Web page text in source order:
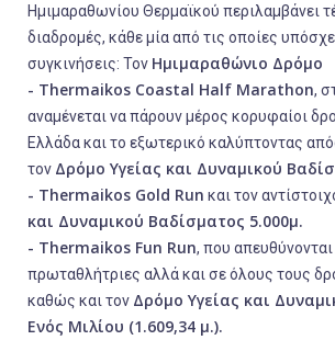
Ημιμαραθωνίου Θερμαϊκού περιλαμβάνει
διαδρομές, κάθε μία από τις οποίες
συγκινήσεις: Τον Ημιμαραθώνιο Δρόμο
- Thermaikos Coastal Half Marathon,
αναμένεται να πάρουν μέρος κορυφαίοι
Ελλάδα και το εξωτερικό καλύπτοντας
τον Δρόμο Υγείας και Δυναμικού
- Thermaikos Gold Run και τον
και Δυναμικού Βαδίσματος 5.000μ.
- Thermaikos Fun Run, που
πρωταθλήτριες αλλά και σε όλους τους
καθώς και τον Δρόμο Υγείας και
Ενός Μιλίου (1.609,34 μ.).